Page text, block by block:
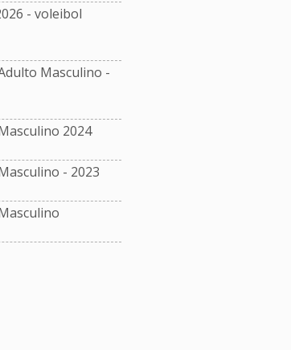
- voleibol
Masculino -
2024
- 2023